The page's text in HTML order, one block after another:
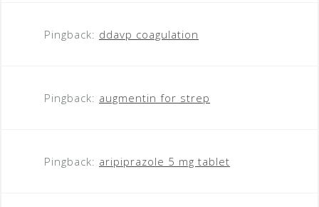
Pingback: ddavp coagulation
Pingback: augmentin for strep
Pingback: aripiprazole 5 mg tablet